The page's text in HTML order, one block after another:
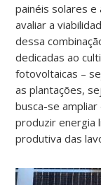
painéis solares e
avaliar a
dessa
dedicadas ao
fotovoltaicas –
as plantações,
busca-se
produzir energia
produtiva das